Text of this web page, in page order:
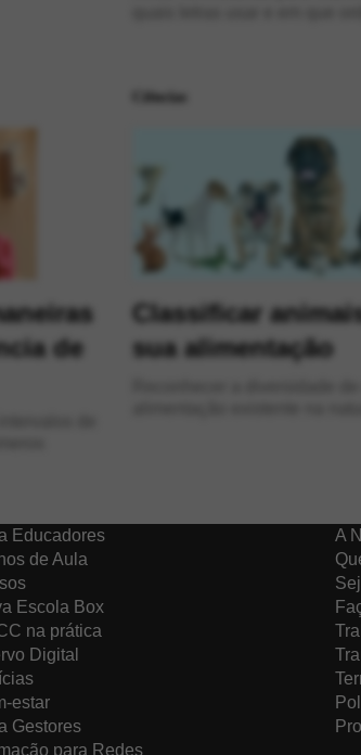
de
Ciências
Classificar
sua alimentação
Educadores
de Aula
Escola Box
na prática
Digital
estar
Gestores
para Redes
A